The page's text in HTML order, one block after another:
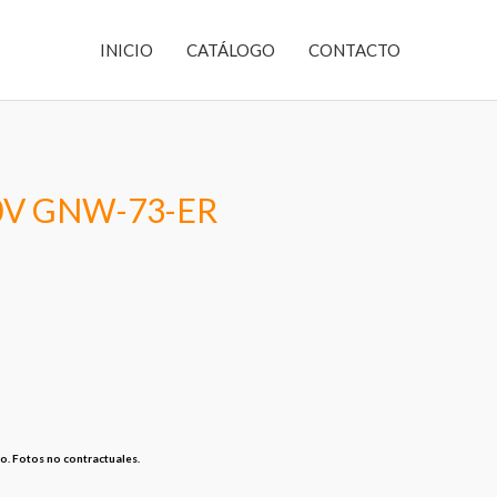
INICIO CATÁLOGO CONTACTO
GNW-73-ER
Fotos no contractuales.